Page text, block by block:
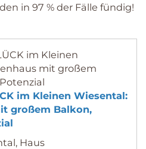
in 97 % der Fälle fündig!
im Kleinen Wiesental:
großem Balkon,
Haus